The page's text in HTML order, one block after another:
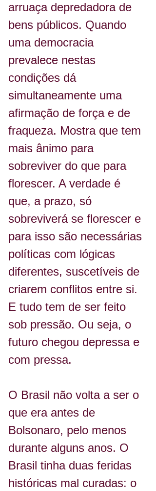
arruaça depredadora de
bens públicos. Quando
uma democracia
prevalece nestas
condições dá
simultaneamente uma
afirmação de força e de
fraqueza. Mostra que tem
mais ânimo para
sobreviver do que para
florescer. A verdade é
que, a prazo, só
sobreviverá se florescer e
para isso são necessárias
políticas com lógicas
diferentes, suscetíveis de
criarem conflitos entre si.
E tudo tem de ser feito
sob pressão. Ou seja, o
futuro chegou depressa e
com pressa.
O Brasil não volta a ser o
que era antes de
Bolsonaro, pelo menos
durante alguns anos. O
Brasil tinha duas feridas
históricas mal curadas: o